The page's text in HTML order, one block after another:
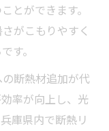
とができます。
がこもりやすく
す。
断熱材追加が代
率が向上し、光
庫県内で断熱リ